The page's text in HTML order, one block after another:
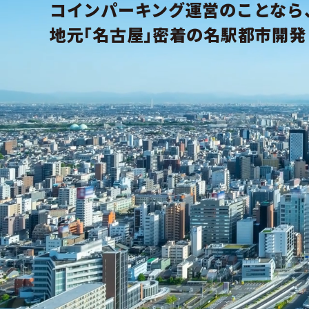
コインパーキング運営のことなら
地元｢名古屋｣密着の名駅都市開発